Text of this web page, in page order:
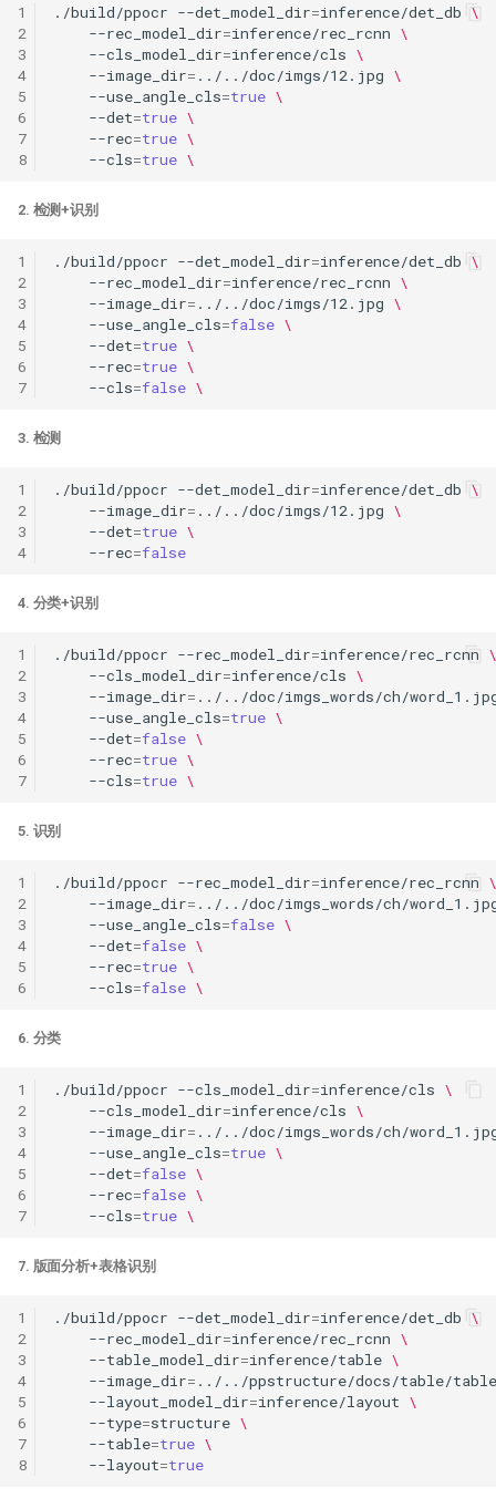
1
2
3
4
5
6
7
8
./build/ppocr --det_model_dir=inference/det_db \
--rec_model_dir=inference/rec_rcnn \
--cls_model_dir=inference/cls \
--image_dir= ../../doc/imgs/12.jpg \
--use_angle_cls=true \
--det=true \
--rec=true \
--cls=true \
2. 检测+识别
1
2
3
4
5
6
7
./build/ppocr --det_model_dir=inference/det_db \
--rec_model_dir=inference/rec_rcnn \
--image_dir= ../../doc/imgs/12.jpg \
--use_angle_cls=false \
--det=true \
--rec=true \
--cls=false \
3. 检测
1
2
3
4
./build/ppocr --det_model_dir=inference/det_db \
--image_dir= ../../doc/imgs/12.jpg \
--det=true \
--rec=false
4. 分类+识别
1
2
3
4
5
6
7
./build/ppocr --rec_model_dir=inference/rec_rcnn \
--cls_model_dir=inference/cls \
--image_dir= ../../doc/imgs_words/ch/
--use_angle_cls=true \
--det=false \
--rec=true \
--cls=true \
5. 识别
1
2
3
4
5
6
./build/ppocr --rec_model_dir=inference/rec_rcnn \
--image_dir= ../../doc/imgs_words/ch/
--use_angle_cls=false \
--det=false \
--rec=true \
--cls=false \
6. 分类
1
2
3
4
5
6
7
./build/ppocr --cls_model_dir=inference/cls \
--cls_model_dir=inference/cls \
--image_dir= ../../doc/imgs_words/ch/
--use_angle_cls=true \
--det=false \
--rec=false \
--cls=true \
7. 版面分析+表格识别
1
2
3
4
5
6
7
8
./build/ppocr --det_model_dir=inference/det_db \
--rec_model_dir=inference/rec_rcnn \
--table_model_dir=inference/table \
--image_dir= ../../ppstructure/docs/table/
--layout_model_dir=inference/layout \
--type=structure \
--table=true \
--layout=true